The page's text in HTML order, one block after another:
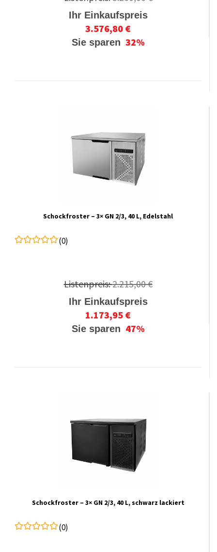
Ihr Einkaufspreis
3.576,80 €
Sie sparen 32%
Schockfroster – 3× GN 2/3, 40 L, Edelstahl
(0)
Listenpreis:2.215,00 €
Ihr Einkaufspreis
1.173,95 €
Sie sparen 47%
Schockfroster – 3× GN 2/3, 40 L, schwarz lackiert
(0)